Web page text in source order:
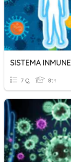
SISTEMA INMUNE
7 Q 8th